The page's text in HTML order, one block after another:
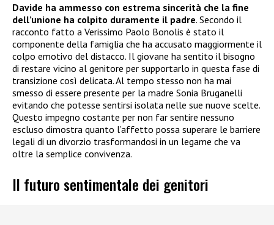
Davide ha ammesso con estrema sincerità che la fine
dell’unione ha colpito duramente il padre. Secondo il
racconto fatto a Verissimo Paolo Bonolis è stato il
componente della famiglia che ha accusato maggiormente il
colpo emotivo del distacco. Il giovane ha sentito il bisogno
di restare vicino al genitore per supportarlo in questa fase di
transizione così delicata. Al tempo stesso non ha mai
smesso di essere presente per la madre Sonia Bruganelli
evitando che potesse sentirsi isolata nelle sue nuove scelte.
Questo impegno costante per non far sentire nessuno
escluso dimostra quanto l’affetto possa superare le barriere
legali di un divorzio trasformandosi in un legame che va
oltre la semplice convivenza.
Il futuro sentimentale dei genitori